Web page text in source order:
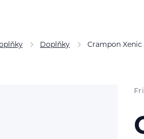
Doplňky Crampon Xenic